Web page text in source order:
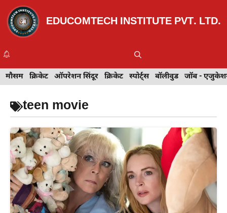
Skip
content
EDUCOMTECH INSTITUTE PVT. LTD.
इवेंट
खेल मेहंदी डिज़ाइन टेक्नोलॉजी ट्रेवल बॉलीवुड जॉब - एजुकेशन
मौसम क्रिकेट ऑपरेशन सिंदूर क्रिकेट स्पोर्ट्स बॉलीवुड जॉब -
teen movie